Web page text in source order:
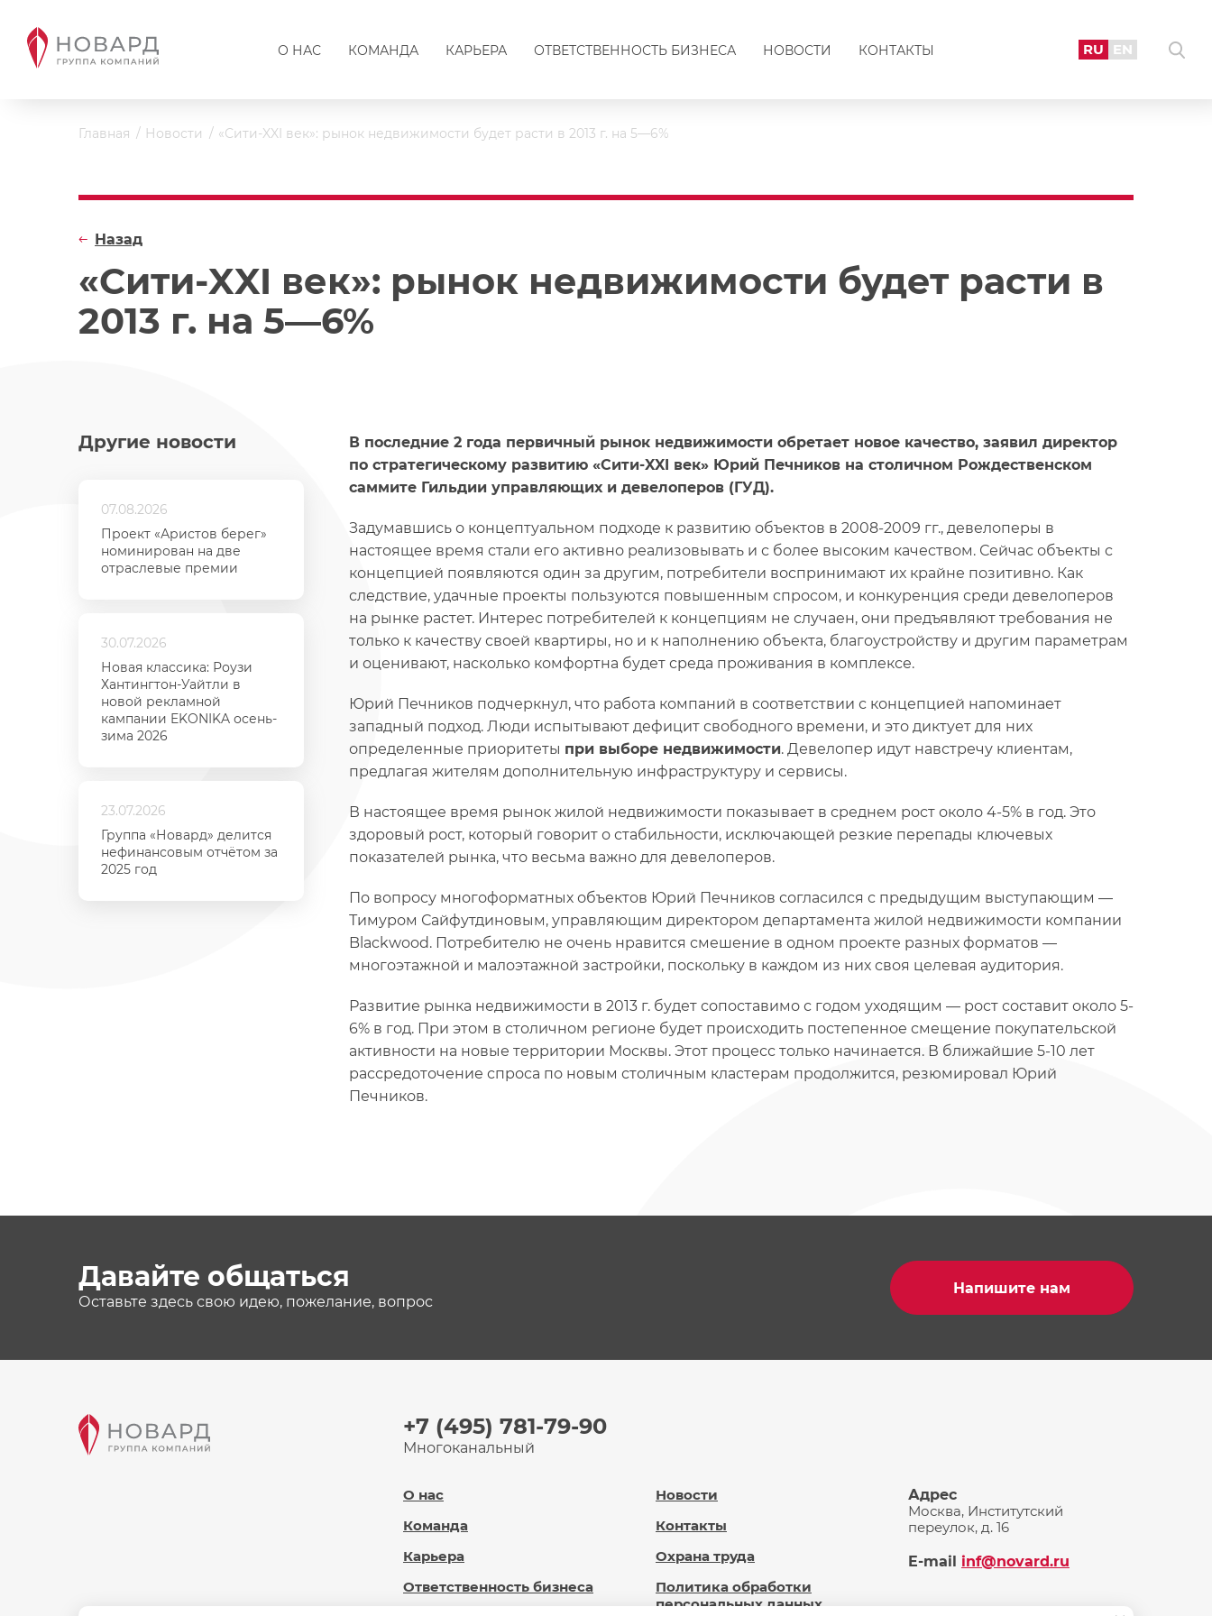
О НАС КОМАНДА КАРЬЕРА ОТВЕТСТВЕННОСТЬ БИЗНЕСА НОВОСТИ КОНТАКТЫ RU EN
Главная Новости «Сити-XXI век»: рынок недвижимости будет расти в 2013 г. на 5—6%
«Сити-XXI век»: рынок недвижимости будет расти в
2013 г. на 5—6%
Назад
Другие новости
07.08.2026
Проект «Аристов берег»
номинирован на две
отраслевые премии
30.07.2026
Новая классика: Роузи
Хантингтон-Уайтли в
новой рекламной
кампании EKONIKA осень-
зима 2026
23.07.2026
Группа «Новард» делится
нефинансовым отчётом за
2025 год
В последние 2 года первичный рынок недвижимости обретает новое качество, заявил директор
по стратегическому развитию «Сити-XXI век» Юрий Печников на столичном Рождественском
саммите Гильдии управляющих и девелоперов (ГУД).
Задумавшись о концептуальном подходе к развитию объектов в 2008-2009 гг., девелоперы в
настоящее время стали его активно реализовывать и с более высоким качеством. Сейчас объекты с
концепцией появляются один за другим, потребители воспринимают их крайне позитивно. Как
следствие, удачные проекты пользуются повышенным спросом, и конкуренция среди девелоперов
на рынке растет. Интерес потребителей к концепциям не случаен, они предъявляют требования не
только к качеству своей квартиры, но и к наполнению объекта, благоустройству и другим параметрам
и оценивают, насколько комфортна будет среда проживания в комплексе.
Юрий Печников подчеркнул, что работа компаний в соответствии с концепцией напоминает
западный подход. Люди испытывают дефицит свободного времени, и это диктует для них
определенные приоритеты при выборе недвижимости. Девелопер идут навстречу клиентам,
предлагая жителям дополнительную инфраструктуру и сервисы.
В настоящее время рынок жилой недвижимости показывает в среднем рост около 4-5% в год. Это
здоровый рост, который говорит о стабильности, исключающей резкие перепады ключевых
показателей рынка, что весьма важно для девелоперов.
По вопросу многоформатных объектов Юрий Печников согласился с предыдущим выступающим —
Тимуром Сайфутдиновым, управляющим директором департамента жилой недвижимости компании
Blackwood. Потребителю не очень нравится смешение в одном проекте разных форматов —
многоэтажной и малоэтажной застройки, поскольку в каждом из них своя целевая аудитория.
Развитие рынка недвижимости в 2013 г. будет сопоставимо с годом уходящим — рост составит около 5-
6% в год. При этом в столичном регионе будет происходить постепенное смещение покупательской
активности на новые территории Москвы. Этот процесс только начинается. В ближайшие 5-10 лет
рассредоточение спроса по новым столичным кластерам продолжится, резюмировал Юрий
Печников.
Давайте общаться
Оставьте здесь свою идею, пожелание, вопрос
Напишите нам
+7 (495) 781-79-90
Многоканальный
О нас
Команда
Карьера
Ответственность бизнеса
Новости
Контакты
Охрана труда
Политика обработки
персональных данных
Адрес
Москва, Институтский
переулок, д. 16
E-mail inf@novard.ru